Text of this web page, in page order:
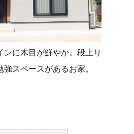
ンに木目が鮮やか。段上り
スペースがあるお家。